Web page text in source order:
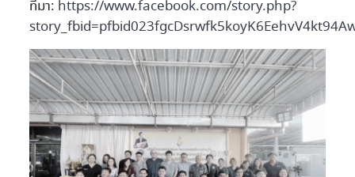
ที่มา: https://www.facebook.com/story.php?